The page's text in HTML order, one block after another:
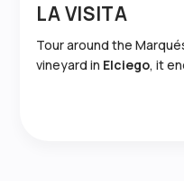
LA VISITA
Tour around the
vineyard in Elciego, it